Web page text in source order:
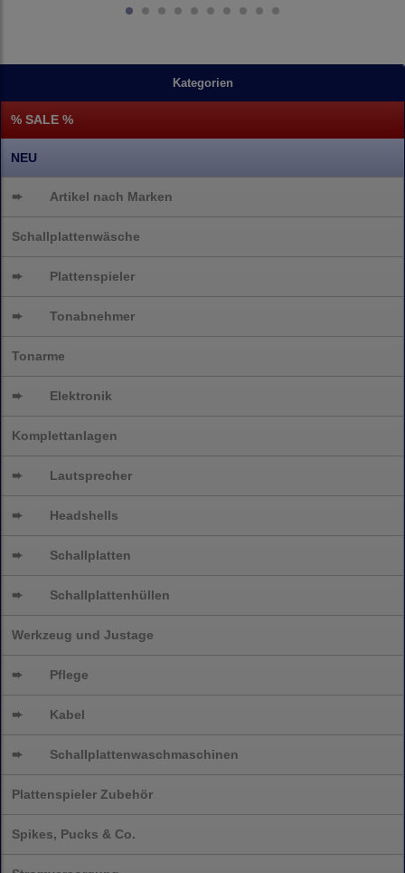
Kategorien
% SALE %
NEU
➨ Artikel nach Marken
Schallplattenwäsche
➨ Plattenspieler
➨ Tonabnehmer
Tonarme
➨ Elektronik
Komplettanlagen
➨ Lautsprecher
➨ Headshells
➨ Schallplatten
➨ Schallplattenhüllen
Werkzeug und Justage
➨ Pflege
➨ Kabel
➨ Schallplattenwaschmaschinen
Plattenspieler Zubehör
Spikes, Pucks & Co.